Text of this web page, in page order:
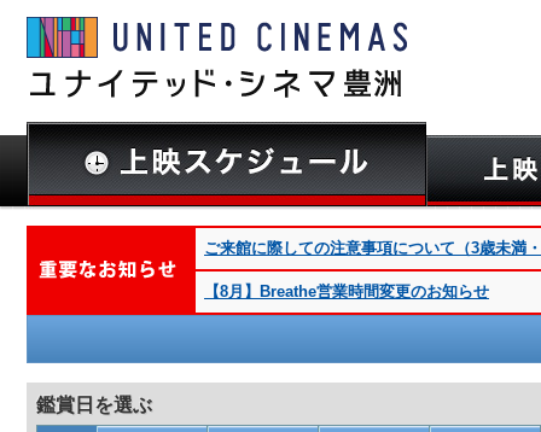
ご来館に際しての注意事項について（3歳未満
【8月】Breathe営業時間変更のお知らせ
鑑賞日を選ぶ